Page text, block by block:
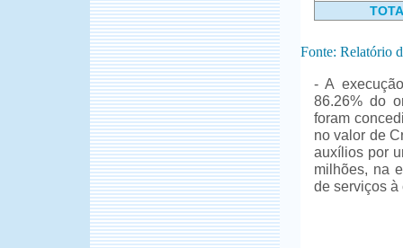
Fonte: Relatório
- A
86.26% do
foram
no valor de
auxílios por
milhões, na
de serviços